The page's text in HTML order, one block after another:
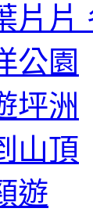
片片
公園
坪洲
山頂
遊